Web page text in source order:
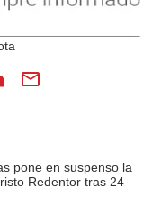
pone en suspenso la
Redentor tras 24